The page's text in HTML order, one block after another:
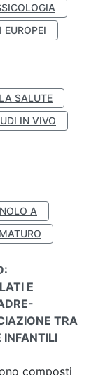
EUROPEI
SALUTE
IN VIVO
A
E
TRA
INFANTILI
composti